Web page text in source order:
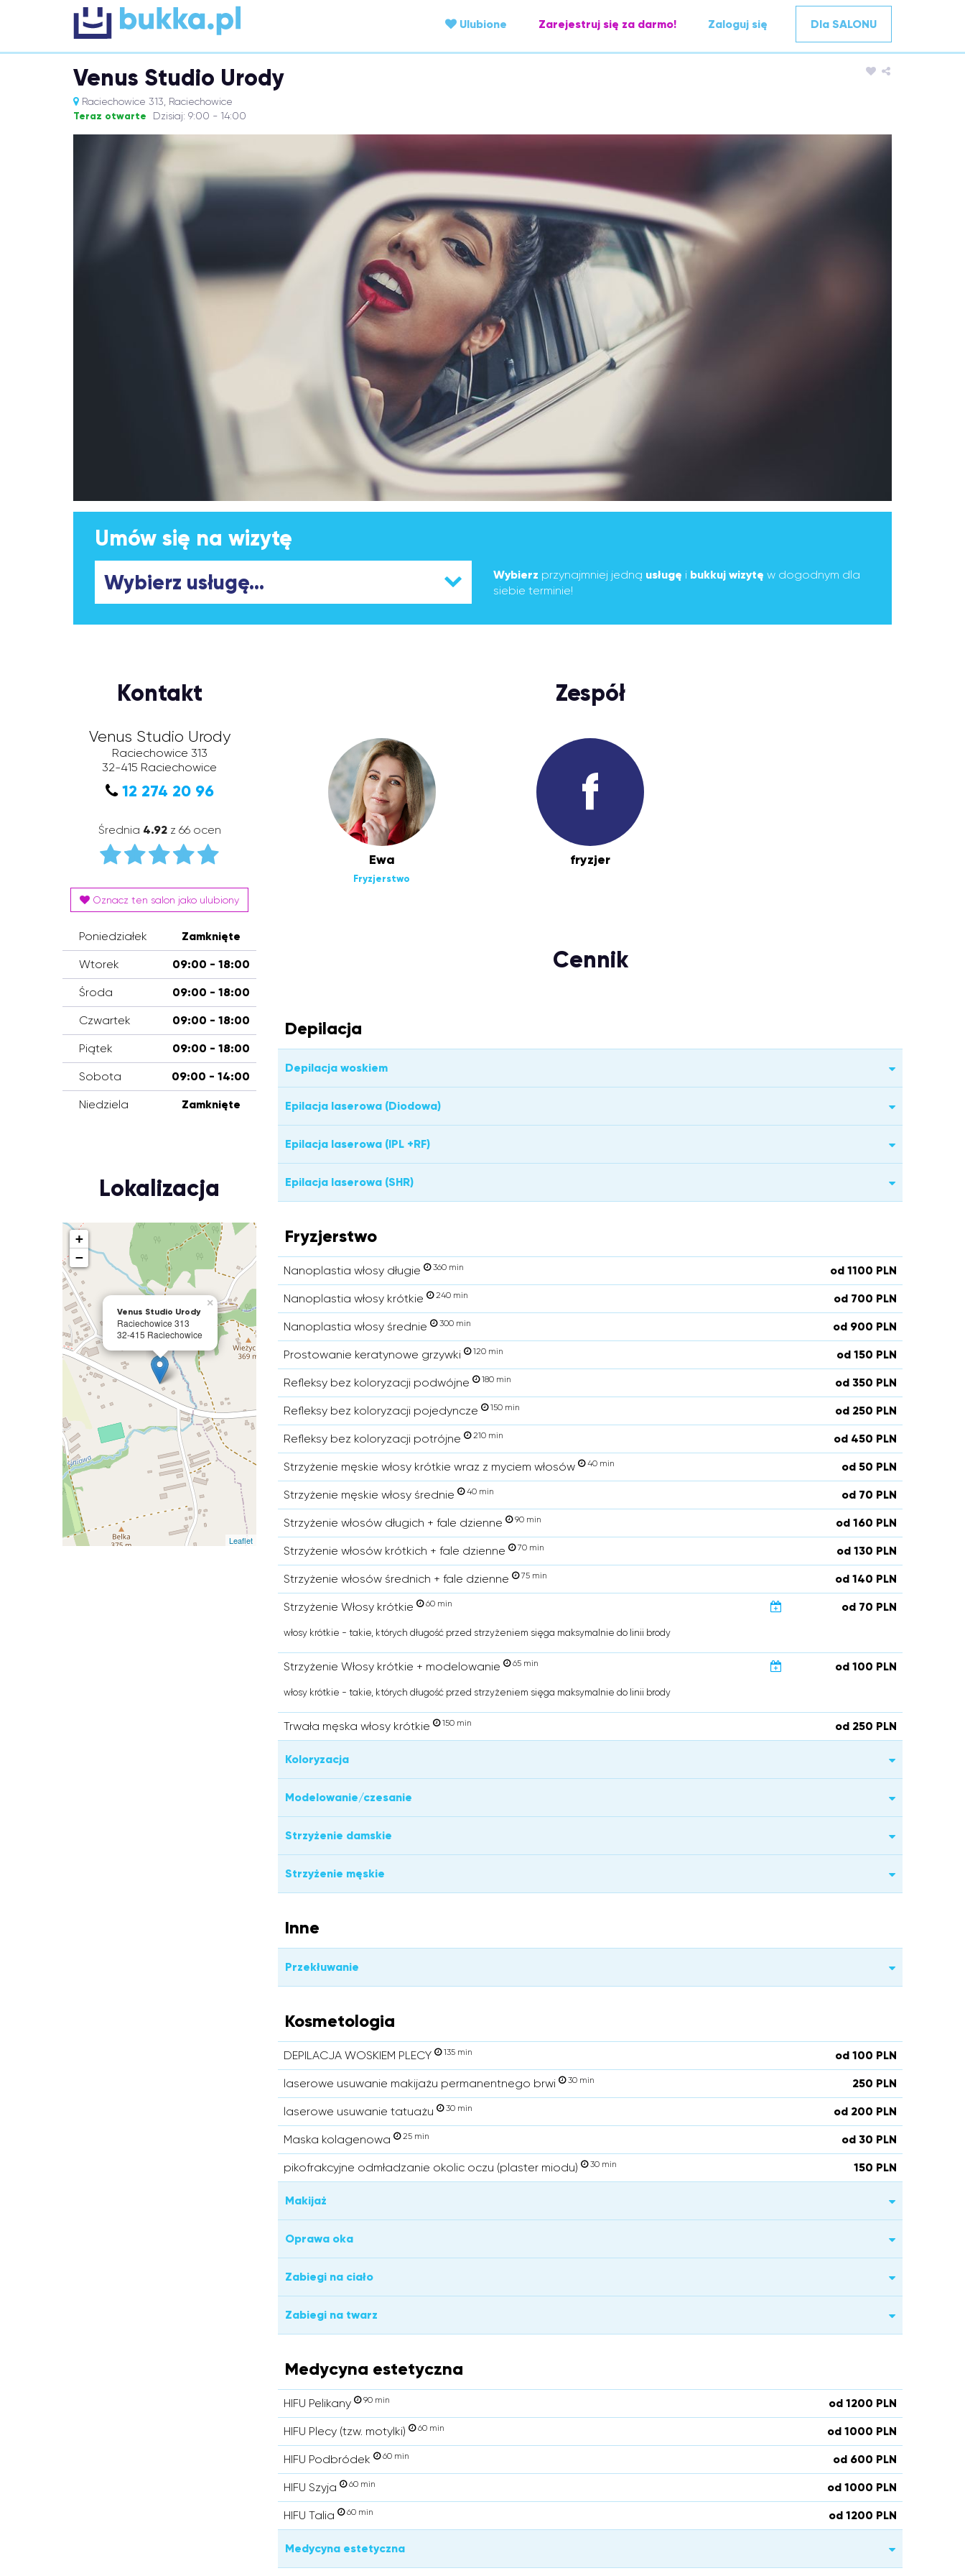
Ulubione Zarejestruj się za darmo! Zaloguj się Dla SALONU
Venus Studio Urody
Raciechowice 313, Raciechowice
Teraz otwarte Dzisiaj: 9:00 - 14:00
Umów się na wizytę
Wybierz przynajmniej jedną usługę i bukkuj wizytę w dogodnym dla
siebie terminie!
Kontakt
Venus Studio Urody
Raciechowice 313
32-415 Raciechowice
12 274 20 96
Średnia 4.92z 66 ocen
Oznacz ten salon jako ulubiony
Poniedziałek Zamknięte
Wtorek 09:00 - 18:00
Środa 09:00 - 18:00
Czwartek 09:00 - 18:00
Piątek 09:00 - 18:00
Sobota 09:00 - 14:00
Niedziela Zamknięte
Lokalizacja
Venus Studio Urody
Raciechowice 313
32-415 Raciechowice
×
+
−
Leaflet
Zespół
Ewa
Fryzjerstwo
f
fryzjer
Cennik
Depilacja
Depilacja woskiem
Epilacja laserowa (Diodowa)
Epilacja laserowa (IPL +RF)
Epilacja laserowa (SHR)
Fryzjerstwo
Nanoplastia włosy długie 360 min od 1100 PLN
Nanoplastia włosy krótkie 240 min od 700 PLN
Nanoplastia włosy średnie 300 min od 900 PLN
Prostowanie keratynowe grzywki 120 min od 150 PLN
Refleksy bez koloryzacji podwójne 180 min od 350 PLN
Refleksy bez koloryzacji pojedyncze 150 min od 250 PLN
Refleksy bez koloryzacji potrójne 210 min od 450 PLN
Strzyżenie męskie włosy krótkie wraz z myciem włosów 40 min od 50 PLN
Strzyżenie męskie włosy średnie 40 min od 70 PLN
Strzyżenie włosów długich + fale dzienne 90 min od 160 PLN
Strzyżenie włosów krótkich + fale dzienne 70 min od 130 PLN
Strzyżenie włosów średnich + fale dzienne 75 min od 140 PLN
Strzyżenie Włosy krótkie 60 min od 70 PLN
włosy krótkie - takie, których długość przed strzyżeniem sięga maksymalnie do linii brody
Strzyżenie Włosy krótkie + modelowanie 65 min od 100 PLN
włosy krótkie - takie, których długość przed strzyżeniem sięga maksymalnie do linii brody
Trwała męska włosy krótkie 150 min od 250 PLN
Koloryzacja
Modelowanie/czesanie
Strzyżenie damskie
Strzyżenie męskie
Inne
Przekłuwanie
Kosmetologia
DEPILACJA WOSKIEM PLECY 135 min od 100 PLN
laserowe usuwanie makijażu permanentnego brwi 30 min 250 PLN
laserowe usuwanie tatuażu 30 min od 200 PLN
Maska kolagenowa 25 min od 30 PLN
pikofrakcyjne odmładzanie okolic oczu (plaster miodu) 30 min 150 PLN
Makijaż
Oprawa oka
Zabiegi na ciało
Zabiegi na twarz
Medycyna estetyczna
HIFU Pelikany 90 min od 1200 PLN
HIFU Plecy (tzw. motylki) 60 min od 1000 PLN
HIFU Podbródek 60 min od 600 PLN
HIFU Szyja 60 min od 1000 PLN
HIFU Talia 60 min od 1200 PLN
Medycyna estetyczna